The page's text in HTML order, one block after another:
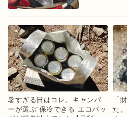
暑すぎる日はコレ。キャンパ
ーが選ぶ“保冷できる”エコバッ
「
た